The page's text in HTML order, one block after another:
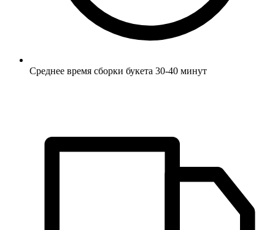
Среднее время сборки букета 30-40 минут